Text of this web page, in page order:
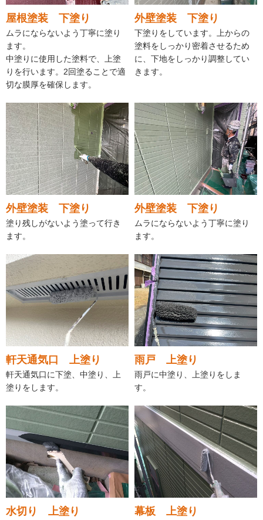
屋根塗装 下塗り
ムラにならないよう丁寧に塗り
ます。
中塗りに使用した塗料で、上塗
りを行います。2回塗ることで適
切な膜厚を確保します。
外壁塗装 下塗り
下塗りをしています。上からの
塗料をしっかり密着させるため
に、下地をしっかり調整してい
きます。
外壁塗装 下塗り
塗り残しがないよう塗って行き
ます。
外壁塗装 下塗り
ムラにならないよう丁寧に塗り
ます。
軒天通気口 上塗り
軒天通気口に下塗、中塗り、上
塗りをします。
雨戸 上塗り
雨戸に中塗り、上塗りをしま
す。
水切り 上塗り 幕板 上塗り